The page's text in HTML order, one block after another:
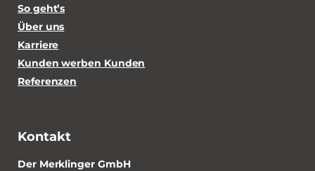
So geht’s
Über uns
Karriere
Kunden werben Kunden
Referenzen
Kontakt
Der Merklinger GmbH